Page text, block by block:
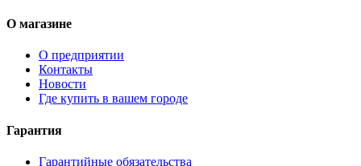
О магазине
О предприятии
Контакты
Новости
Где купить в вашем городе
Гарантия
Гарантийные обязательства